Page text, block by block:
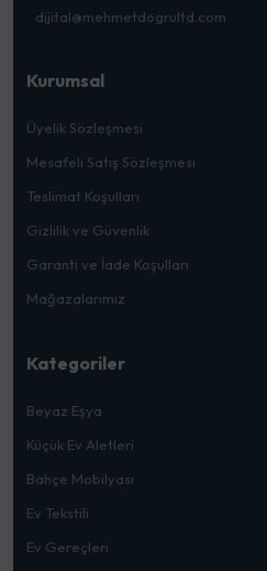
dijital@mehmetdogrultd.com
Kurumsal
Üyelik Sözleşmesi
Mesafeli Satış Sözleşmesi
Teslimat Koşulları
Gizlilik ve Güvenlik
Garanti ve İade Koşulları
Mağazalarımız
Kategoriler
Beyaz Eşya
Küçük Ev Aletleri
Bahçe Mobilyası
Ev Tekstili
Ev Gereçleri